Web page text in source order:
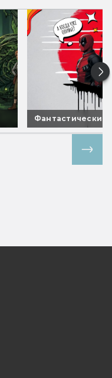
Фантастические